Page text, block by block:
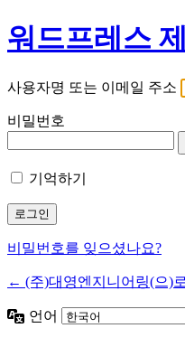
워드프레스
사용자명 또는 이메일 주소
비밀번호
기억하기
비밀번호를 잊으셨나요?
← (주)대영엔지니어링(으)로
언어